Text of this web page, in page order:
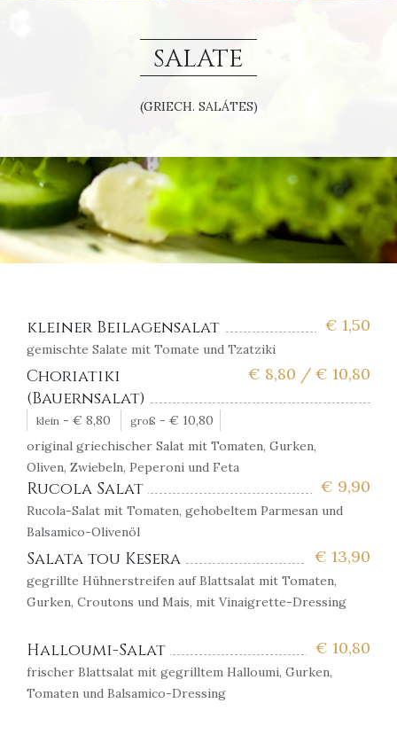
SALATE
(GRIECH. SALÁTES)
€ 1,50
kleiner Beilagensalat
gemischte Salate mit Tomate und Tzatziki
€ 8,80 / € 10,80
Choriatiki
(Bauernsalat)
klein - € 8,80 groß - € 10,80
original griechischer Salat mit Tomaten, Gurken,
Oliven, Zwiebeln, Peperoni und Feta
€ 9,90
Rucola Salat
Rucola-Salat mit Tomaten, gehobeltem Parmesan und
Balsamico-Olivenöl
€ 13,90
Salata tou Kesera
gegrillte Hühnerstreifen auf Blattsalat mit Tomaten,
Gurken, Croutons und Mais, mit Vinaigrette-Dressing
€ 10,80
Halloumi-Salat
frischer Blattsalat mit gegrilltem Halloumi, Gurken,
Tomaten und Balsamico-Dressing